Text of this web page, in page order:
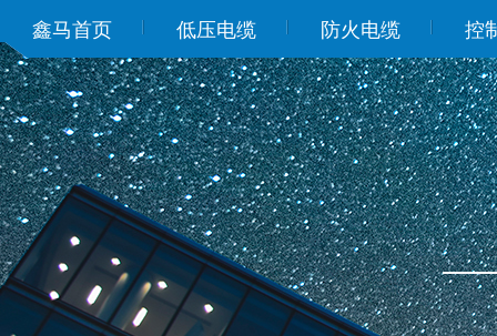
鑫马首页 低压电缆 防火电缆 控